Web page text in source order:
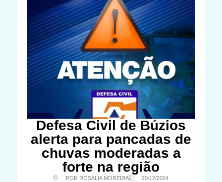
Defesa Civil de Búzios
alerta para pancadas de
chuvas moderadas a
forte na região
POR ROSÁLIA MOREIRA
20/12/2024